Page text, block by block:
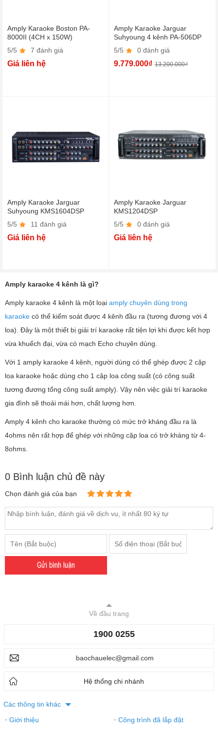
Amply Karaoke Boston PA-
8000II (4CH x 150W)
5/5
7 đánh giá
Giá liên hệ
Amply Karaoke Jarguar
Suhyoung 4 kênh PA-506DP
5/5
0 đánh giá
9.779.000₫ 13.200.000₫
Amply Karaoke Jarguar
Suhyoung KMS1604DSP
5/5
11 đánh giá
Giá liên hệ
Amply Karaoke Jarguar
KMS1204DSP
5/5
0 đánh giá
Giá liên hệ
Amply karaoke 4 kênh là gì?
Amply karaoke 4 kênh là một loại amply chuyên dùng trong
karaoke có thể kiểm soát được 4 kênh đầu ra (tương đương với 4
loa). Đây là một thiết bị giải trí karaoke rất tiện lợi khi được kết hợp
vừa khuếch đại, vừa có mạch Echo chuyên dùng.
Với 1 amply karaoke 4 kênh, người dùng có thể ghép được 2 cặp
loa karaoke hoặc dùng cho 1 cặp loa công suất (có công suất
tương đương tổng công suất amply). Vậy nên việc giải trí karaoke
gia đình sẽ thoải mái hơn, chất lượng hơn.
Amply 4 kênh cho karaoke thường có mức trở kháng đầu ra là
4ohms nên rất hợp để ghép với những cặp loa có trở kháng từ 4-
8ohms.
0 Bình luận chủ đề này
Chọn đánh giá của bạn
Gửi bình luận
Về đầu trang
1900 0255
baochauelec@gmail.com
Hệ thống chi nhánh
Các thông tin khác
● Giới thiệu ● Công trình đã lắp đặt